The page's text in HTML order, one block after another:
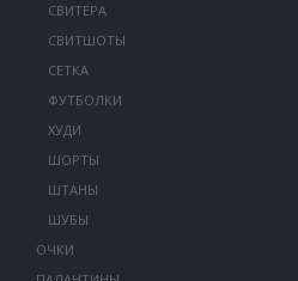
СВИТЕРА
СВИТШОТЫ
СЕТКА
ФУТБОЛКИ
ХУДИ
ШОРТЫ
ШТАНЫ
ШУБЫ
ОЧКИ